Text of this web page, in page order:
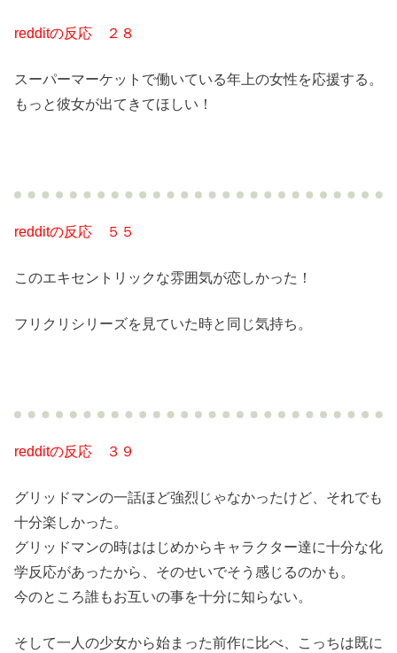
redditの反応 ２８
スーパーマーケットで働いている年上の女性を応援する。
もっと彼女が出てきてほしい！
redditの反応 ５５
このエキセントリックな雰囲気が恋しかった！
フリクリシリーズを見ていた時と同じ気持ち。
redditの反応 ３９
グリッドマンの一話ほど強烈じゃなかったけど、それでも
十分楽しかった。
グリッドマンの時ははじめからキャラクター達に十分な化
学反応があったから、そのせいでそう感じるのかも。
今のところ誰もお互いの事を十分に知らない。
そして一人の少女から始まった前作に比べ、こっちは既に